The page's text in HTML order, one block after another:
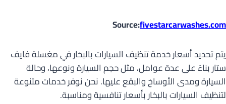
Source:fivestarcarwashes.com
يتم تحديد أسعار خدمة تنظيف السيارات بالبخار في مغسلة فايف
ستار بناءً على عدة عوامل، مثل حجم السيارة ونوعها، وحالة
السيارة ومدى الأوساخ والبقع عليها. نحن نوفر خدمات متنوعة
لتنظيف السيارات بالبخار بأسعار تنافسية ومناسبة.